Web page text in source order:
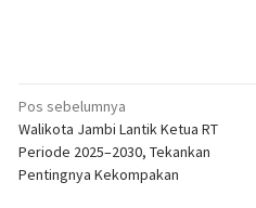
Navigasi
pos
Pos sebelumnya
Walikota Jambi Lantik Ketua RT
Periode 2025–2030, Tekankan
Pentingnya Kekompakan